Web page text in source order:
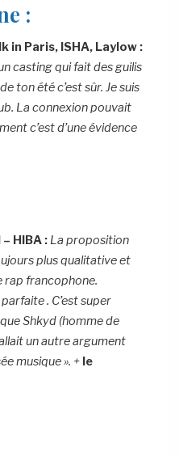
:
in Paris, ISHA, Laylow :
casting qui fait des guilis
ton été c’est sûr. Je suis
La connexion pouvait
c’est d’une évidence
HIBA : La proposition
plus qualitative et
rap francophone.
. C’est super
Shkyd (homme de
un autre argument
musique ». + le